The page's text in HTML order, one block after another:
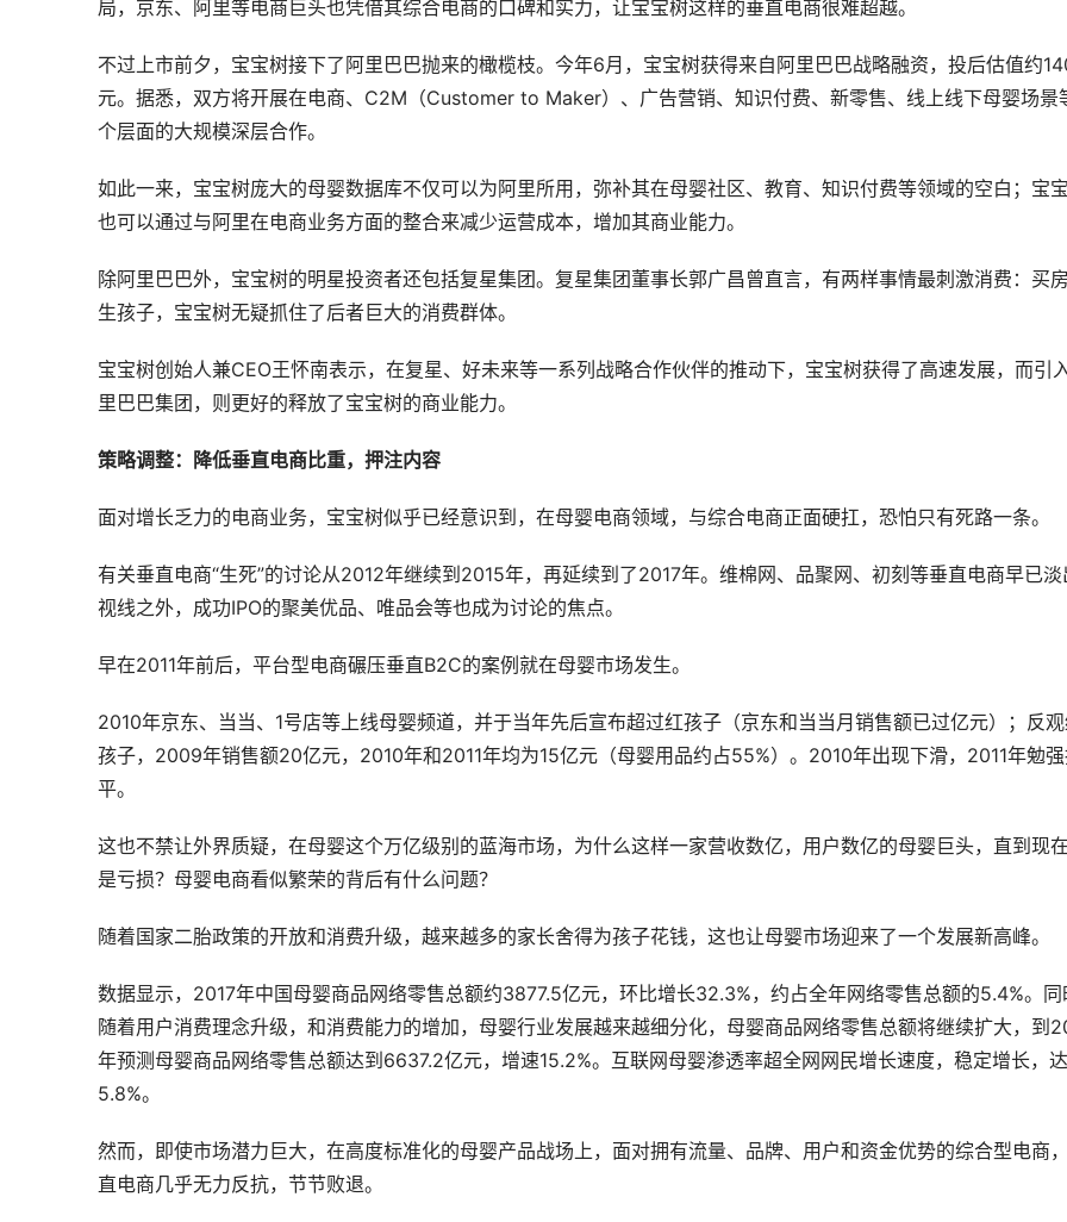
局，京东、阿里等电商巨头也凭借其综合电商的口碑和实力，让宝宝树这样的垂直电商很难超越。
不过上市前夕，宝宝树接下了阿里巴巴抛来的橄榄枝。今年6月，宝宝树获得来自阿里巴巴战略融资，投后估值约
元。据悉，双方将开展在电商、C2M（Customer to Maker）、广告营销、知识付费、新零售、线上线下母婴场景
个层面的大规模深层合作。
如此一来，宝宝树庞大的母婴数据库不仅可以为阿里所用，弥补其在母婴社区、教育、知识付费等领域的空白；宝
也可以通过与阿里在电商业务方面的整合来减少运营成本，增加其商业能力。
除阿里巴巴外，宝宝树的明星投资者还包括复星集团。复星集团董事长郭广昌曾直言，有两样事情最刺激消费：买
生孩子，宝宝树无疑抓住了后者巨大的消费群体。
宝宝树创始人兼CEO王怀南表示，在复星、好未来等一系列战略合作伙伴的推动下，宝宝树获得了高速发展，而引
里巴巴集团，则更好的释放了宝宝树的商业能力。
策略调整：降低垂直电商比重，押注内容
面对增长乏力的电商业务，宝宝树似乎已经意识到，在母婴电商领域，与综合电商正面硬扛，恐怕只有死路一条。
有关垂直电商“生死”的讨论从2012年继续到2015年，再延续到了2017年。维棉网、品聚网、初刻等垂直电商早已淡
视线之外，成功IPO的聚美优品、唯品会等也成为讨论的焦点。
早在2011年前后，平台型电商碾压垂直B2C的案例就在母婴市场发生。
2010年京东、当当、1号店等上线母婴频道，并于当年先后宣布超过红孩子（京东和当当月销售额已过亿元）；反
孩子，2009年销售额20亿元，2010年和2011年均为15亿元（母婴用品约占55%）。2010年出现下滑，2011年勉
平。
这也不禁让外界质疑，在母婴这个万亿级别的蓝海市场，为什么这样一家营收数亿，用户数亿的母婴巨头，直到现
是亏损？母婴电商看似繁荣的背后有什么问题？
随着国家二胎政策的开放和消费升级，越来越多的家长舍得为孩子花钱，这也让母婴市场迎来了一个发展新高峰。
数据显示，2017年中国母婴商品网络零售总额约3877.5亿元，环比增长32.3%，约占全年网络零售总额的5.4%。同
随着用户消费理念升级，和消费能力的增加，母婴行业发展越来越细分化，母婴商品网络零售总额将继续扩大，到
年预测母婴商品网络零售总额达到6637.2亿元，增速15.2%。互联网母婴渗透率超全网网民增长速度，稳定增长，达
5.8%。
然而，即使市场潜力巨大，在高度标准化的母婴产品战场上，面对拥有流量、品牌、用户和资金优势的综合型电商
直电商几乎无力反抗，节节败退。